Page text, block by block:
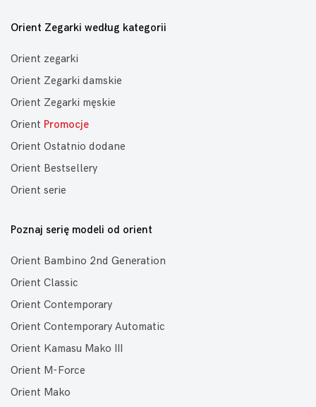
Orient Zegarki według kategorii
Orient zegarki
Orient Zegarki damskie
Orient Zegarki męskie
Orient Promocje
Orient Ostatnio dodane
Orient Bestsellery
Orient serie
Poznaj serię modeli od orient
Orient Bambino 2nd Generation
Orient Classic
Orient Contemporary
Orient Contemporary Automatic
Orient Kamasu Mako III
Orient M-Force
Orient Mako